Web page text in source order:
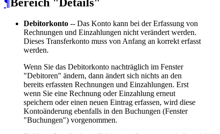
Debitorkonto -- Das Konto kann bei der Erfassung von
Rechnungen und Einzahlungen nicht verändert werden.
Dieses Transferkonto muss von Anfang an korrekt erfasst
werden.
Wenn Sie das Debitorkonto nachträglich im Fenster
"Debitoren" ändern, dann ändert sich nichts an den
bereits erfassten Rechnungen und Einzahlungen. Erst
wenn Sie eine Rechnung oder Einzahlung erneut
speichern oder einen neuen Eintrag erfassen, wird diese
Kontoänderung ebenfalls in den Buchungen (Fenster
"Buchungen") vorgenommen.